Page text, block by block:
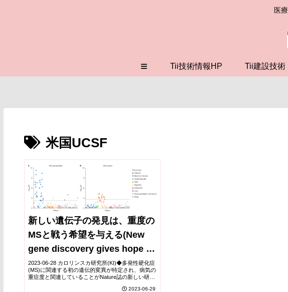
医
≡ Tii技術情報HP Tii建設技術
米国UCSF
新しい遺伝子の発見は、重度の
MSと戦う希望を与える(New
gene discovery gives hope of
fighting severe MS)
2023-06-28 カロリンスカ研究所(KI)◆多発性硬化症
(MS)に関連する初の遺伝的変異が特定され、病気の
重症度と関連していることがNature誌の新しい研究
2023-06-29